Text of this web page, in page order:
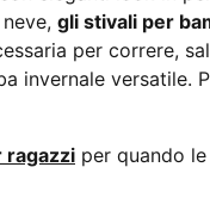
gli stivali per
per correre,
invernale
ragazzi per quando